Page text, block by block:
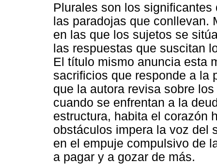
Plurales son los
las paradojas que conllevan.
en las que los sujetos se
las respuestas que suscitan
El título mismo anuncia esta
sacrificios que responde a la
que la autora revisa sobre
cuando se enfrentan a la
estructura, habita el corazón
obstáculos impera la voz del
en el empuje compulsivo de
a pagar y a gozar de más.